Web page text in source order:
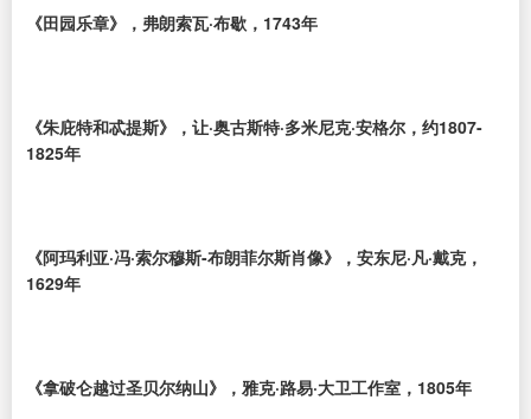
《田园乐章》，弗朗索瓦·布歇，1743年
《朱庇特和忒提斯》，让·奥古斯特·多米尼克·安格尔，约1807-
1825年
《阿玛利亚·冯·索尔穆斯-布朗菲尔斯肖像》，安东尼·凡·戴克，
1629年
《拿破仑越过圣贝尔纳山》，雅克·路易·大卫工作室，1805年